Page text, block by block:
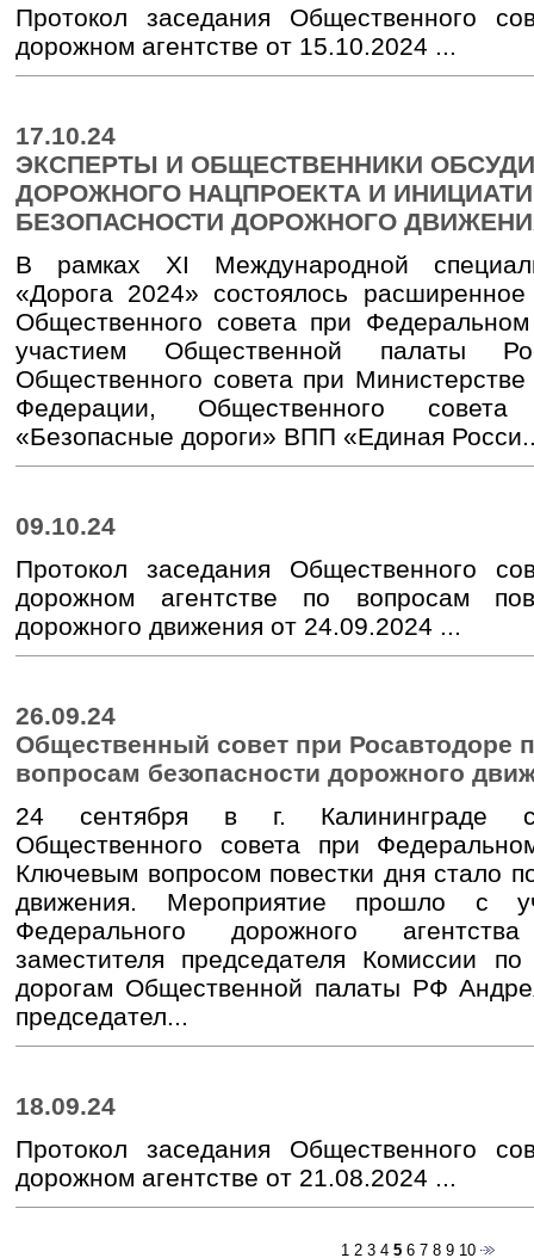
Протокол заседания Общественного
дорожном агентстве от 15.10.2024 ...
17.10.24
ЭКСПЕРТЫ И ОБЩЕСТВЕННИКИ
ДОРОЖНОГО НАЦПРОЕКТА И
БЕЗОПАСНОСТИ ДОРОЖНОГО
В рамках XI Международной
«Дорога 2024» состоялось
Общественного совета при
участием Общественной палаты
Общественного совета при Министерстве
Федерации, Общественного совета
«Безопасные дороги» ВПП «Единая
09.10.24
Протокол заседания Общественного
дорожном агентстве по вопросам
дорожного движения от 24.09.2024 ...
26.09.24
Общественный совет при Росавтодоре
вопросам безопасности дорожного
24 сентября в г. Калининграде
Общественного совета при
Ключевым вопросом повестки дня стало
движения. Мероприятие прошло с
Федерального дорожного
заместителя председателя Комиссии
дорогам Общественной палаты РФ
председател...
18.09.24
Протокол заседания Общественного
дорожном агентстве от 21.08.2024 ...
1 2 3 4 5 6 7 8 9 10